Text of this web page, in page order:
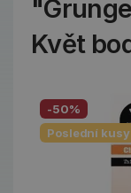
Květ
-50%
Poslední kusy